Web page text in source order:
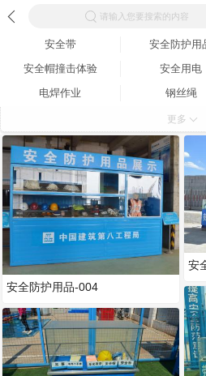
请输入您要搜索的内容
安全带 安全防护用
安全帽撞击体验
安全用电
电焊作业
钢丝绳
平衡木
墙体倾倒体验区
不锈钢
更多
安全防护用品-004
安